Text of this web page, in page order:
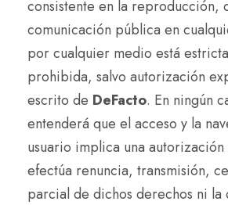
consistente en la reproducción,
comunicación pública en
por cualquier medio está
prohibida, salvo autorización
escrito de DeFacto. En ningún
entenderá que el acceso y la
usuario implica una autorización
efectúa renuncia, transmisión,
parcial de dichos derechos ni la